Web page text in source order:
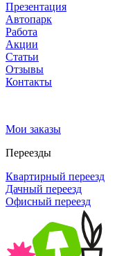
Презентация
Автопарк
Работа
Акции
Статьи
Отзывы
Контакты
Мои заказы
Переезды
Квартирный переезд
Дачный переезд
Офисный переезд